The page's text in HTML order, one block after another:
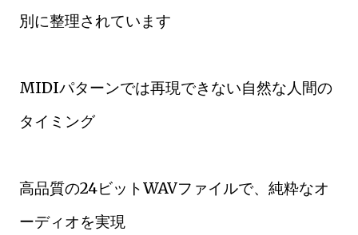
別に整理されています
MIDIパターンでは再現できない自然な人間の
タイミング
高品質の24ビットWAVファイルで、純粋なオ
ーディオを実現